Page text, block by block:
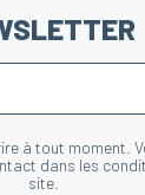
à tout moment.
dans les
site.